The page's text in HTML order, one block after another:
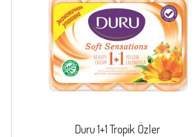
Duru 1+1 Tropik Özler